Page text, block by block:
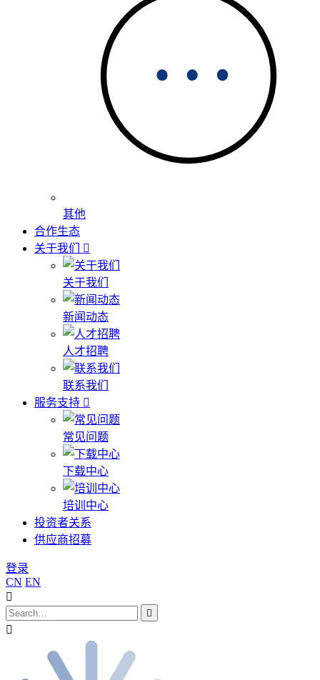
其他
合作生态
关于我们
关于我们
新闻动态
人才招聘
联系我们
服务支持
常见问题
下载中心
培训中心
投资者关系
供应商招募
登录
CN EN